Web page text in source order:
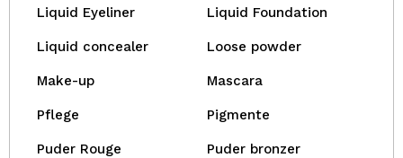
Liquid Eyeliner Liquid Foundation
Liquid concealer Loose powder
Make-up Mascara
Pflege Pigmente
Puder Rouge Puder bronzer